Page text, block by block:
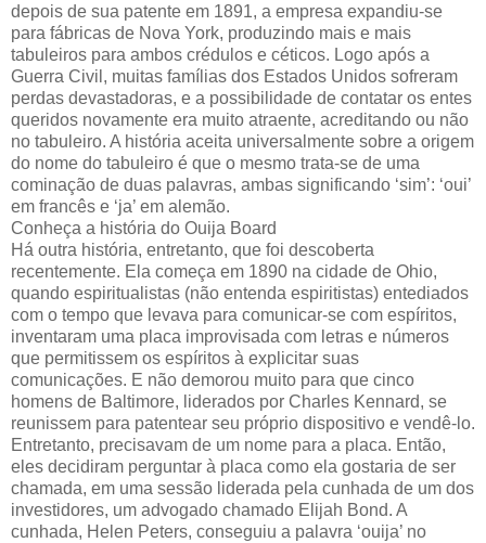
depois de sua patente em 1891, a empresa expandiu-se
para fábricas de Nova York, produzindo mais e mais
tabuleiros para ambos crédulos e céticos. Logo após a
Guerra Civil, muitas famílias dos Estados Unidos sofreram
perdas devastadoras, e a possibilidade de contatar os entes
queridos novamente era muito atraente, acreditando ou não
no tabuleiro. A história aceita universalmente sobre a origem
do nome do tabuleiro é que o mesmo trata-se de uma
cominação de duas palavras, ambas significando ‘sim’: ‘oui’
em francês e ‘ja’ em alemão.
Conheça a história do Ouija Board
Há outra história, entretanto, que foi descoberta
recentemente. Ela começa em 1890 na cidade de Ohio,
quando espiritualistas (não entenda espiritistas) entediados
com o tempo que levava para comunicar-se com espíritos,
inventaram uma placa improvisada com letras e números
que permitissem os espíritos à explicitar suas
comunicações. E não demorou muito para que cinco
homens de Baltimore, liderados por Charles Kennard, se
reunissem para patentear seu próprio dispositivo e vendê-lo.
Entretanto, precisavam de um nome para a placa. Então,
eles decidiram perguntar à placa como ela gostaria de ser
chamada, em uma sessão liderada pela cunhada de um dos
investidores, um advogado chamado Elijah Bond. A
cunhada, Helen Peters, conseguiu a palavra ‘ouija’ no